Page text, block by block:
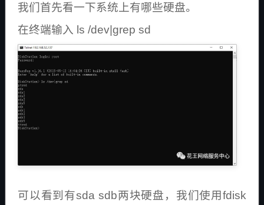
我们首先看一下系统上有哪些硬盘。
在终端输入 ls /dev|grep sd
可以看到有sda sdb两块硬盘，我们使用fdisk